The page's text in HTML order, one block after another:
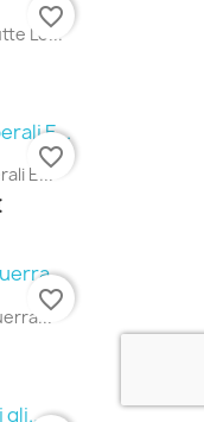
Le...
favorite_border
E...
favorite_border
favorite_border